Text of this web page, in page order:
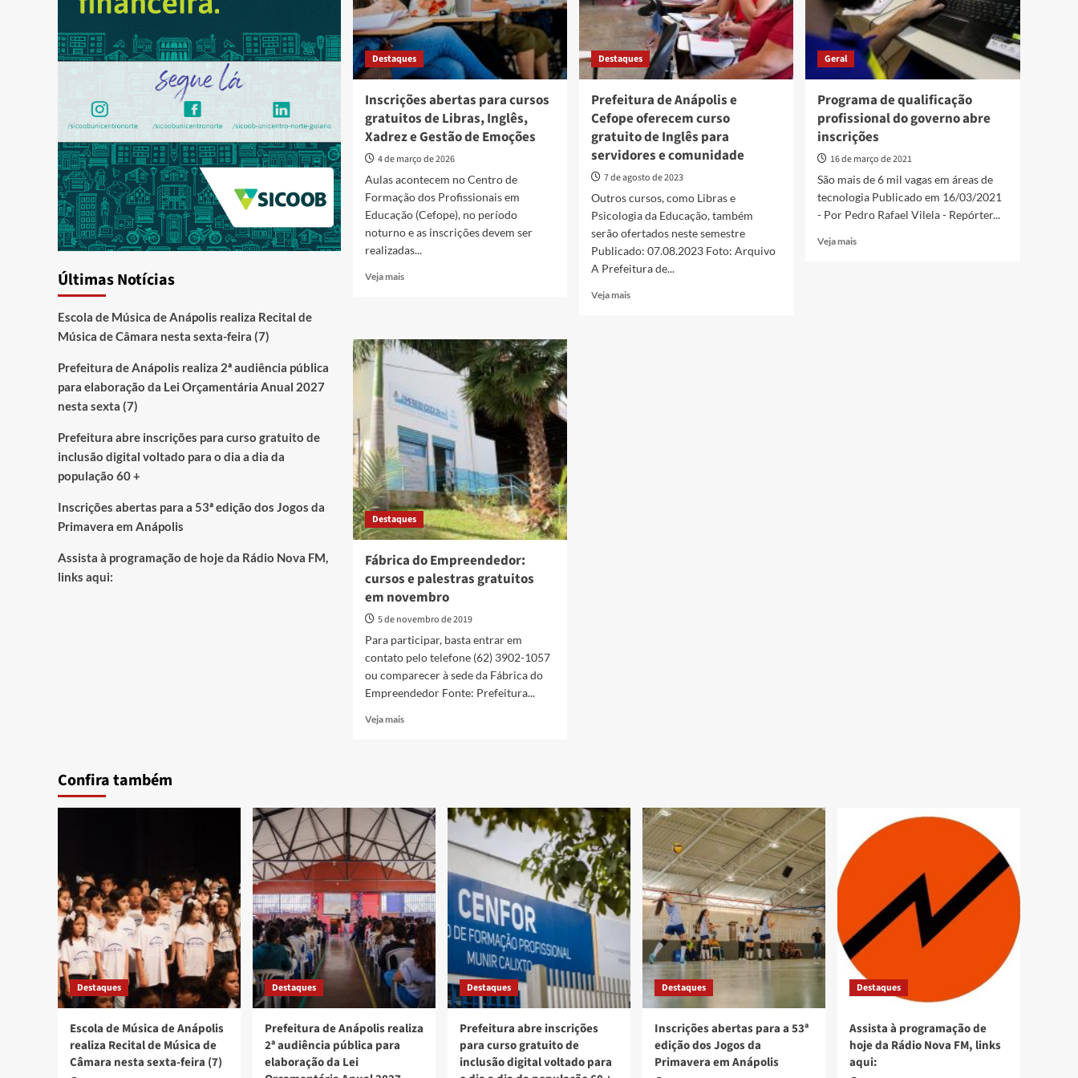
Destaques
Inscrições abertas para cursos
gratuitos de Libras, Inglês,
Xadrez e Gestão de Emoções
4 de março de 2026
Aulas acontecem no Centro de
Formação dos Profissionais em
Educação (Cefope), no período
noturno e as inscrições devem ser
realizadas...
Veja maisRead
para
cursos
de
Libras,
Inglês,
Xadrez
e
Gestão
de
Emoções
Destaques
Prefeitura de Anápolis e
Cefope oferecem curso
gratuito de Inglês para
servidores e comunidade
7 de agosto de 2023
Outros cursos, como Libras e
Psicologia da Educação, também
serão ofertados neste semestre
Publicado: 07.08.2023 Foto: Arquivo
A Prefeitura de...
Veja maisRead
Geral
Programa de qualificação
profissional do governo abre
inscrições
16 de março de 2021
São mais de 6 mil vagas em áreas de
tecnologia Publicado em 16/03/2021
- Por Pedro Rafael Vilela - Repórter...
Veja maisRead
Destaques
Fábrica do Empreendedor:
cursos e palestras gratuitos
em novembro
5 de novembro de 2019
Para participar, basta entrar em
contato pelo telefone (62) 3902-1057
ou comparecer à sede da Fábrica do
Empreendedor Fonte: Prefeitura...
Veja maisRead
cursos
palestras
gratuitos
em
novembro
Últimas Notícias
Escola de Música de Anápolis realiza Recital de
Música de Câmara nesta sexta-feira (7)
Prefeitura de Anápolis realiza 2ª audiência pública
para elaboração da Lei Orçamentária Anual 2027
nesta sexta (7)
Prefeitura abre inscrições para curso gratuito de
inclusão digital voltado para o dia a dia da
população 60 +
Inscrições abertas para a 53ª edição dos Jogos da
Primavera em Anápolis
Assista à programação de hoje da Rádio Nova FM,
links aqui:
Confira também
Destaques
Escola de Música de Anápolis
realiza Recital de Música de
Câmara nesta sexta-feira (7)
Destaques
Prefeitura de Anápolis realiza
2ª audiência pública para
elaboração da Lei
Destaques
Prefeitura abre inscrições
para curso gratuito de
inclusão digital voltado para
Destaques
Inscrições abertas para a 53ª
edição dos Jogos da
Primavera em Anápolis
Destaques
Assista à programação de
hoje da Rádio Nova FM, links
aqui: